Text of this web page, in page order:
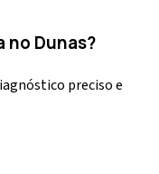
no Dunas?
preciso e